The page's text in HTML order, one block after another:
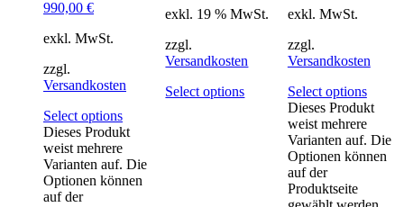
990,00 €
exkl. MwSt.
zzgl.
Versandkosten
Select options
Dieses Produkt
weist mehrere
Varianten auf. Die
Optionen können
auf der
exkl. 19 % MwSt.
zzgl.
Versandkosten
Select options
exkl. MwSt.
zzgl.
Versandkosten
Select options
Dieses Produkt
weist mehrere
Varianten auf. Die
Optionen können
auf der
Produktseite